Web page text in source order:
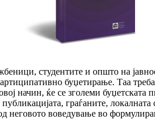
студентите и општо на
буџетирање. Таа
начин, ќе се зголеми
граѓаните,
неговото воведување во